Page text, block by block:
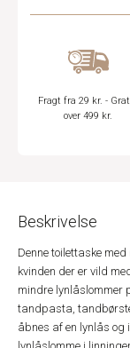
Fragt fra 29 kr. -
over 499 kr.
Beskrivelse
Denne toilettaske
kvinden der er vild
mindre lynlåslommer
tandpasta,
åbnes af en lynlås og